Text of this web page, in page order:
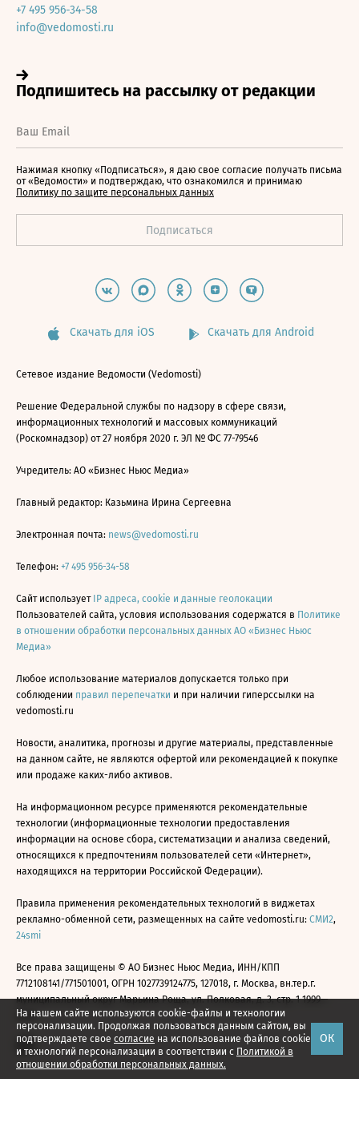
На нашем сайте используются cookie-файлы и технологии
персонализации. Продолжая пользоваться данным сайтом, вы
подтверждаете свое согласие на использование файлов cookie
и технологий персонализации в соответствии с Политикой в
отношении обработки персональных данных.
ОК
+7 495 956-34-58
info@vedomosti.ru
Нажимая кнопку «Подписаться», я даю свое согласие получать письма
от «Ведомости» и подтверждаю, что ознакомился и принимаю
Политику по защите персональных данных
Скачать для iOS Скачать для Android
Сетевое издание Ведомости (Vedomosti)
Решение Федеральной службы по надзору в сфере связи,
информационных технологий и массовых коммуникаций
(Роскомнадзор) от 27 ноября 2020 г. ЭЛ № ФС 77-79546
Учредитель: АО «Бизнес Ньюс Медиа»
Главный редактор: Казьмина Ирина Сергеевна
Электронная почта: news@vedomosti.ru
Телефон: +7 495 956-34-58
Сайт использует IP адреса, cookie и данные геолокации
Пользователей сайта, условия использования содержатся в Политике
в отношении обработки персональных данных АО «Бизнес Ньюс
Медиа»
Любое использование материалов допускается только при
соблюдении правил перепечатки и при наличии гиперссылки на
vedomosti.ru
Новости, аналитика, прогнозы и другие материалы, представленные
на данном сайте, не являются офертой или рекомендацией к покупке
или продаже каких-либо активов.
На информационном ресурсе применяются рекомендательные
технологии (информационные технологии предоставления
информации на основе сбора, систематизации и анализа сведений,
относящихся к предпочтениям пользователей сети «Интернет»,
находящихся на территории Российской Федерации).
Правила применения рекомендательных технологий в виджетах
рекламно-обменной сети, размещенных на сайте vedomosti.ru: СМИ2,
24smi
Все права защищены © АО Бизнес Ньюс Медиа, ИНН/КПП
7712108141/771501001, ОГРН 1027739124775, 127018, г. Москва, вн.тер.г.
муниципальный округ Марьина Роща, ул. Полковая, д. 3, стр. 1 1999—
2026